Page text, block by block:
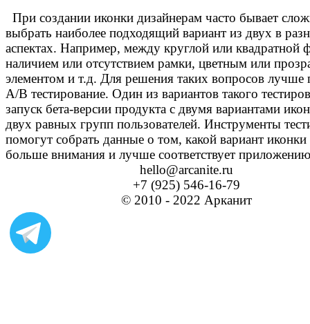
При создании иконки дизайнерам часто бывает
выбрать наиболее подходящий вариант из двух в
аспектах. Например, между круглой или квадратной
наличием или отсутствием рамки, цветным или
элементом и т.д. Для решения таких вопросов лучше
А/В тестирование. Один из вариантов такого
запуск бета-версии продукта с двумя вариантами
двух равных групп пользователей. Инструменты
помогут собрать данные о том, какой вариант иконки
больше внимания и лучше соответствует
hello@arcanite.ru
+7 (925) 546-16-79
© 2010 - 2022 Арканит